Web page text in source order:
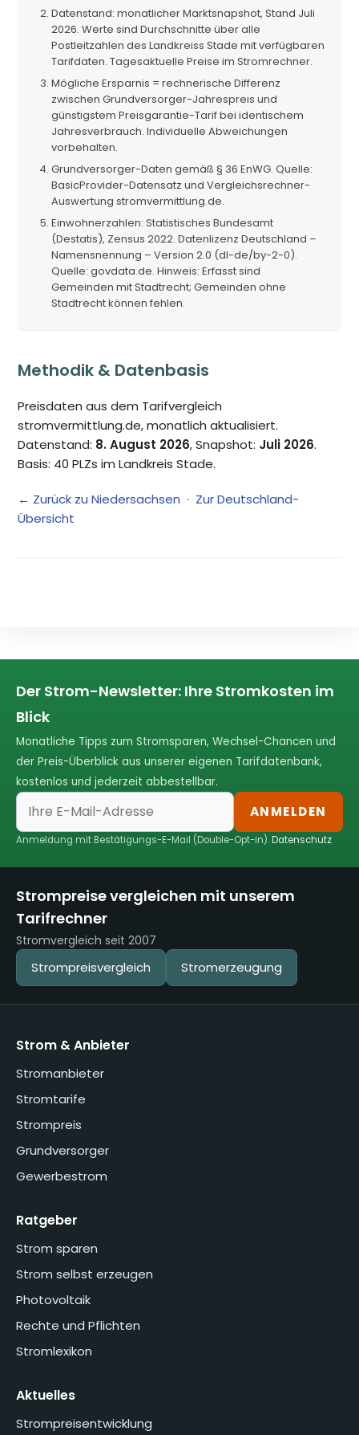
Datenstand: monatlicher Marktsnapshot, Stand Juli
2026. Werte sind Durchschnitte über alle
Postleitzahlen des Landkreiss Stade mit verfügbaren
Tarifdaten. Tagesaktuelle Preise im Stromrechner.
Mögliche Ersparnis = rechnerische Differenz
zwischen Grundversorger-Jahrespreis und
günstigstem Preisgarantie-Tarif bei identischem
Jahresverbrauch. Individuelle Abweichungen
vorbehalten.
Grundversorger-Daten gemäß § 36 EnWG. Quelle:
BasicProvider-Datensatz und Vergleichsrechner-
Auswertung stromvermittlung.de.
Einwohnerzahlen: Statistisches Bundesamt
(Destatis), Zensus 2022. Datenlizenz Deutschland –
Namensnennung – Version 2.0 (dl-de/by-2-0).
Quelle: govdata.de. Hinweis: Erfasst sind
Gemeinden mit Stadtrecht; Gemeinden ohne
Stadtrecht können fehlen.
Methodik & Datenbasis
Preisdaten aus dem Tarifvergleich
stromvermittlung.de, monatlich aktualisiert.
Datenstand: 8. August 2026, Snapshot: Juli 2026.
Basis: 40 PLZs im Landkreis Stade.
← Zurück zu Niedersachsen · Zur Deutschland-
Übersicht
Der Strom-Newsletter: Ihre Stromkosten im
Blick
Monatliche Tipps zum Stromsparen, Wechsel-Chancen und
der Preis-Überblick aus unserer eigenen Tarifdatenbank,
kostenlos und jederzeit abbestellbar.
ANMELDEN
Anmeldung mit Bestätigungs-E-Mail (Double-Opt-in).Datenschutz
Strompreise vergleichen mit unserem
Tarifrechner
Stromvergleich seit 2007
Strompreisvergleich Stromerzeugung
Strom & Anbieter
Stromanbieter
Stromtarife
Strompreis
Grundversorger
Gewerbestrom
Ratgeber
Strom sparen
Strom selbst erzeugen
Photovoltaik
Rechte und Pflichten
Stromlexikon
Aktuelles
Strompreisentwicklung